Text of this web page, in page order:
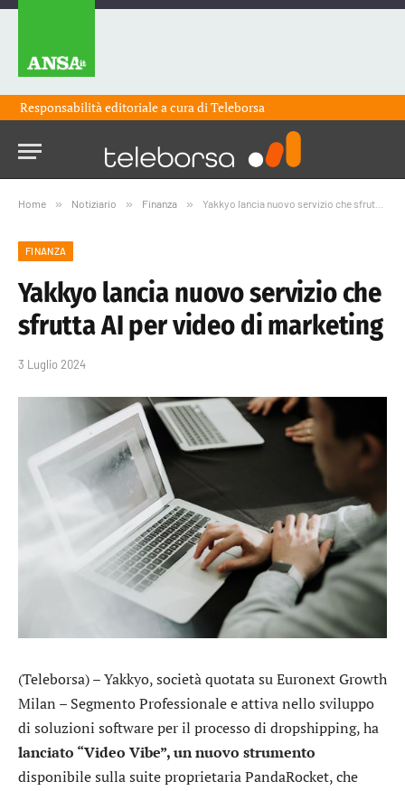
Responsabilità editoriale a cura diTeleborsa
Home » Notiziario » Finanza » Yakkyo lancia nuovo servizio che sfrutta AI per video di marketing
FINANZA
Yakkyo lancia nuovo servizio che
sfrutta AI per video di marketing
3 Luglio 2024
(Teleborsa) –Yakkyo, società quotata su Euronext Growth
Milan – Segmento Professionale e attiva nello sviluppo
di soluzioni software per il processo di dropshipping, ha
lanciato “Video Vibe”, un nuovo strumento
disponibile sulla suite proprietaria PandaRocket, che